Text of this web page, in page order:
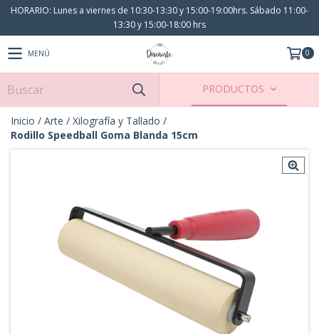
HORARIO: Lunes a viernes de 10:30-13:30 y 15:00-19:00hrs. Sábado 11:00-
13:30 y 15:00-18:00 hrs
MENÚ 0
PRODUCTOS
Inicio / Arte / Xilografía y Tallado /
Rodillo Speedball Goma Blanda 15cm